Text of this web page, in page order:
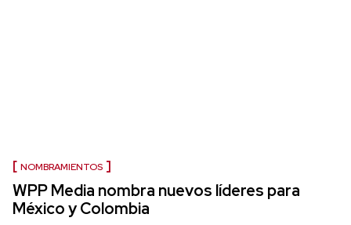
NOMBRAMIENTOS
WPP Media nombra nuevos líderes para
México y Colombia